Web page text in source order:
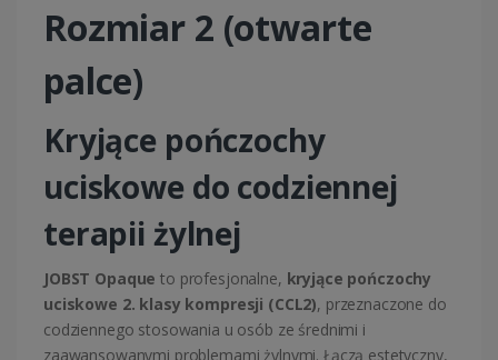
Rozmiar 2 (otwarte
palce)
Kryjące pończochy
uciskowe do codziennej
terapii żylnej
JOBST Opaque to profesjonalne, kryjące pończochy
uciskowe 2. klasy kompresji (CCL2), przeznaczone do
codziennego stosowania u osób ze średnimi i
zaawansowanymi problemami żylnymi. Łączą estetyczny,